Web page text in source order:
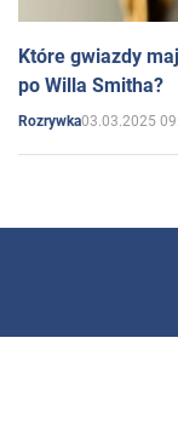
Które gwiazdy
po Willa Smitha?
Rozrywka03.03.2025